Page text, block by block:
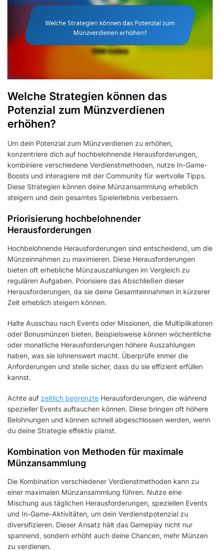
Welche Strategien können das
Potenzial zum Münzverdienen
erhöhen?
Um dein Potenzial zum Münzverdienen zu erhöhen,
konzentriere dich auf hochbelohnende Herausforderungen,
kombiniere verschiedene Verdienstmethoden, nutze In-Game-
Boosts und interagiere mit der Community für wertvolle Tipps.
Diese Strategien können deine Münzansammlung erheblich
steigern und dein gesamtes Spielerlebnis verbessern.
Priorisierung hochbelohnender
Herausforderungen
Hochbelohnende Herausforderungen sind entscheidend, um die
Münzeinnahmen zu maximieren. Diese Herausforderungen
bieten oft erhebliche Münzauszahlungen im Vergleich zu
regulären Aufgaben. Priorisiere das Abschließen dieser
Herausforderungen, da sie deine Gesamteinnahmen in kürzerer
Zeit erheblich steigern können.
Halte Ausschau nach Events oder Missionen, die Multiplikatoren
oder Bonusmünzen bieten. Beispielsweise können wöchentliche
oder monatliche Herausforderungen höhere Auszahlungen
haben, was sie lohnenswert macht. Überprüfe immer die
Anforderungen und stelle sicher, dass du sie effizient erfüllen
kannst.
Achte auf zeitlich begrenzte Herausforderungen, die während
spezieller Events auftauchen können. Diese bringen oft höhere
Belohnungen und können schnell abgeschlossen werden, wenn
du deine Strategie effektiv planst.
Kombination von Methoden für maximale
Münzansammlung
Die Kombination verschiedener Verdienstmethoden kann zu
einer maximalen Münzansammlung führen. Nutze eine
Mischung aus täglichen Herausforderungen, speziellen Events
und In-Game-Aktivitäten, um dein Verdienstpotenzial zu
diversifizieren. Dieser Ansatz hält das Gameplay nicht nur
spannend, sondern erhöht auch deine Chancen, mehr Münzen
zu verdienen.